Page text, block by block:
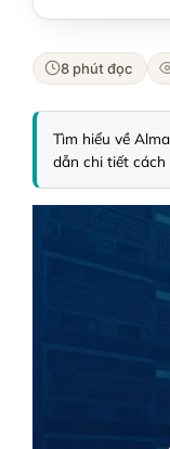
8 phút đọc
Tìm hiểu về
dẫn chi tiết